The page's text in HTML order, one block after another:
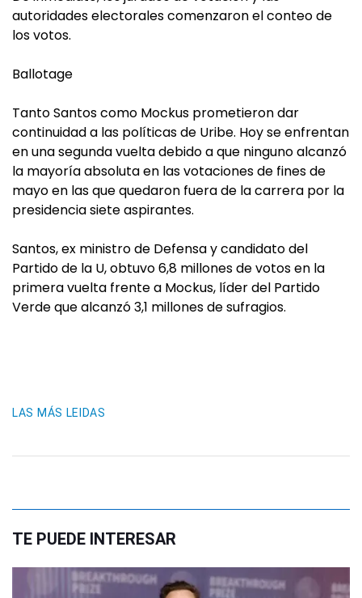
autoridades electorales comenzaron el conteo de
los votos.
Ballotage
Tanto Santos como Mockus prometieron dar
continuidad a las políticas de Uribe. Hoy se enfrentan
en una segunda vuelta debido a que ninguno alcanzó
la mayoría absoluta en las votaciones de fines de
mayo en las que quedaron fuera de la carrera por la
presidencia siete aspirantes.
Santos, ex ministro de Defensa y candidato del
Partido de la U, obtuvo 6,8 millones de votos en la
primera vuelta frente a Mockus, líder del Partido
Verde que alcanzó 3,1 millones de sufragios.
LAS MÁS LEIDAS
TE PUEDE INTERESAR